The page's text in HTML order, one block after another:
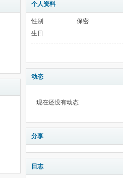
个人资料
性别
保密
生日
动态
现在还没有动态
分享
日志